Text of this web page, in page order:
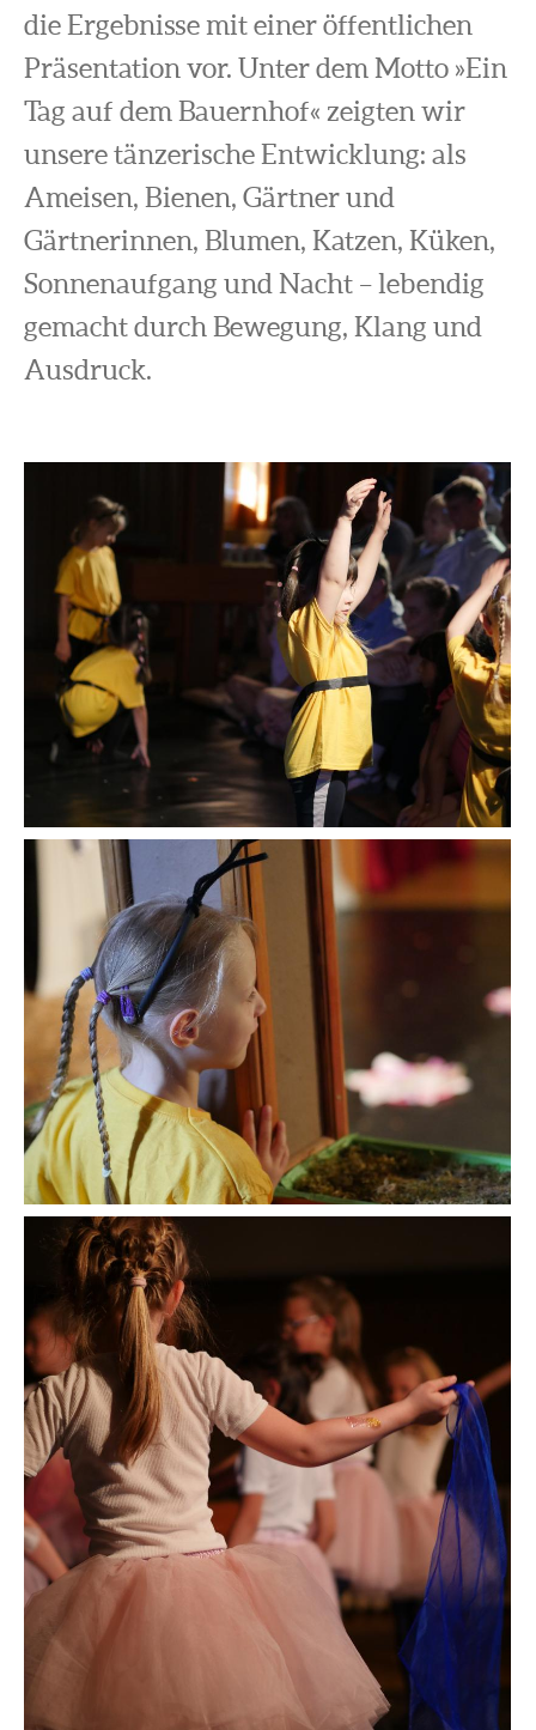
die Ergebnisse mit einer öffentlichen
Präsentation vor. Unter dem Motto »Ein
Tag auf dem Bauernhof« zeigten wir
unsere tänzerische Entwicklung: als
Ameisen, Bienen, Gärtner und
Gärtnerinnen, Blumen, Katzen, Küken,
Sonnenaufgang und Nacht – lebendig
gemacht durch Bewegung, Klang und
Ausdruck.